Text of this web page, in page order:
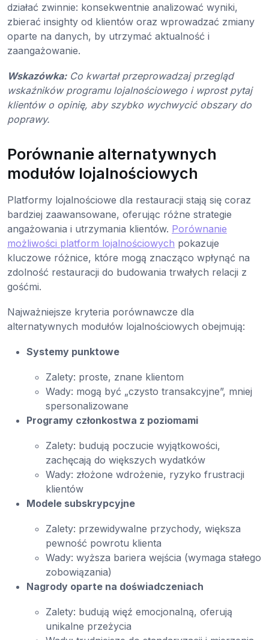
działać zwinnie: konsekwentnie analizować wyniki,
zbierać insighty od klientów oraz wprowadzać zmiany
oparte na danych, by utrzymać aktualność i
zaangażowanie.
Wskazówka: Co kwartał przeprowadzaj przegląd
wskaźników programu lojalnościowego i wprost pytaj
klientów o opinię, aby szybko wychwycić obszary do
poprawy.
Porównanie alternatywnych
modułów lojalnościowych
Platformy lojalnościowe dla restauracji stają się coraz
bardziej zaawansowane, oferując różne strategie
angażowania i utrzymania klientów. Porównanie
możliwości platform lojalnościowych pokazuje
kluczowe różnice, które mogą znacząco wpłynąć na
zdolność restauracji do budowania trwałych relacji z
gośćmi.
Najważniejsze kryteria porównawcze dla
alternatywnych modułów lojalnościowych obejmują:
Systemy punktowe
Zalety: proste, znane klientom
Wady: mogą być „czysto transakcyjne”, mniej
spersonalizowane
Programy członkostwa z poziomami
Zalety: budują poczucie wyjątkowości,
zachęcają do większych wydatków
Wady: złożone wdrożenie, ryzyko frustracji
klientów
Modele subskrypcyjne
Zalety: przewidywalne przychody, większa
pewność powrotu klienta
Wady: wyższa bariera wejścia (wymaga stałego
zobowiązania)
Nagrody oparte na doświadczeniach
Zalety: budują więź emocjonalną, oferują
unikalne przeżycia